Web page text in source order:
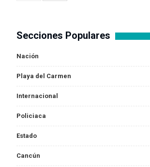
Secciones Populares
Nación
Playa del Carmen
Internacional
Policiaca
Estado
Cancún